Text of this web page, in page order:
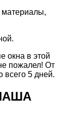
материалы,
окна в этой
пожалел! От
всего 5 дней.